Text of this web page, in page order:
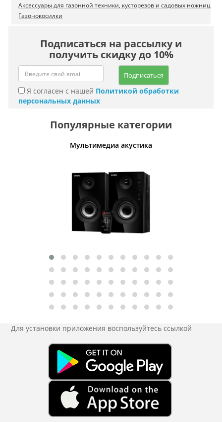
Аксессуары для газонной техники, кусторезов и садовых ножниц
Газонокосилки
Подписаться на рассылку и
получить скидку до 10%
Подписаться
Я согласен с нашей Политикой обработки
персональных данных
Популярные категории
Мультимедиа акустика
Для установки приложения воспользуйтесь ссылкой